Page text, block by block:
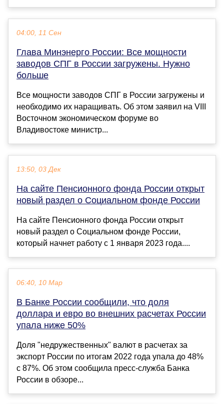
04:00, 11 Сен
Глава Минэнерго России: Все мощности
заводов СПГ в России загружены. Нужно
больше
Все мощности заводов СПГ в России загружены и
необходимо их наращивать. Об этом заявил на VIII
Восточном экономическом форуме во
Владивостоке министр...
13:50, 03 Дек
На сайте Пенсионного фонда России открыт
новый раздел о Социальном фонде России
На сайте Пенсионного фонда России открыт
новый раздел о Социальном фонде России,
который начнет работу с 1 января 2023 года....
06:40, 10 Мар
В Банке России сообщили, что доля
доллара и евро во внешних расчетах России
упала ниже 50%
Доля "недружественных" валют в расчетах за
экспорт России по итогам 2022 года упала до 48%
с 87%. Об этом сообщила пресс-служба Банка
России в обзоре...